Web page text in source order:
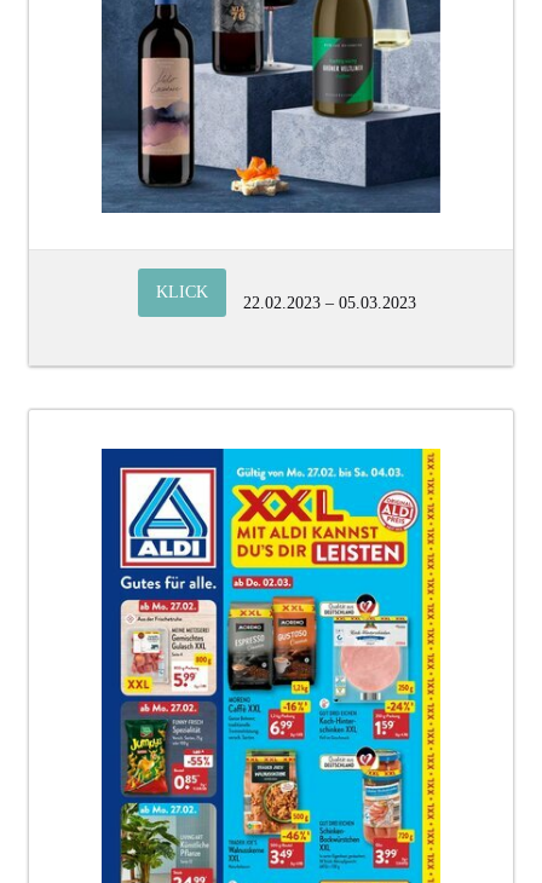
KLICK
22.02.2023 – 05.03.2023